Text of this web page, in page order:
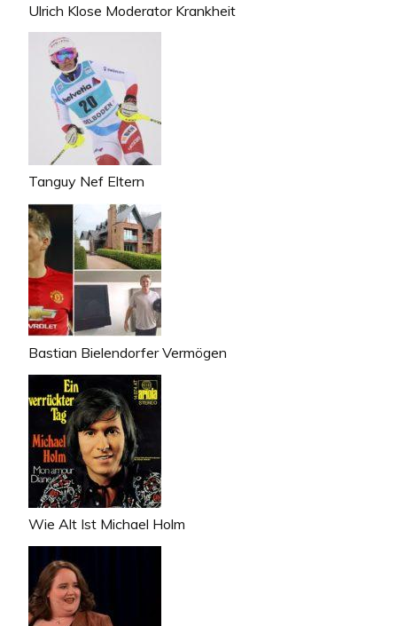
Ulrich Klose Moderator Krankheit
Tanguy Nef Eltern
Bastian Bielendorfer Vermögen
Wie Alt Ist Michael Holm